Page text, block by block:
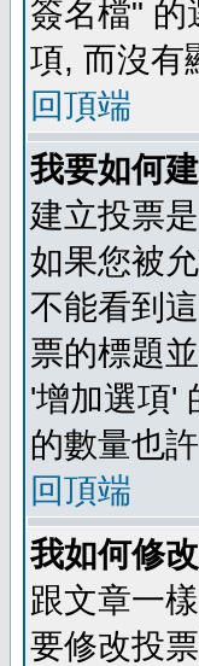
簽名檔" 的
項, 而沒有
回頂端
我要如何
建立投票
如果您被
不能看到
票的標題
'增加選項'
的數量也
回頂端
我如何修
跟文章一
要修改投